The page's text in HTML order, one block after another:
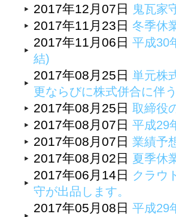
2017年12月07日
鬼瓦家
2017年11月23日 冬季休
2017年11月06日 平成30
結)
2017年08月25日 単元株
更ならびに株式併合に伴
2017年08月25日 取締役
2017年08月07日 平成29
2017年08月07日 業績予
2017年08月02日 夏季休
2017年06月14日 クラウ
守が出品します。
2017年05月08日 平成29